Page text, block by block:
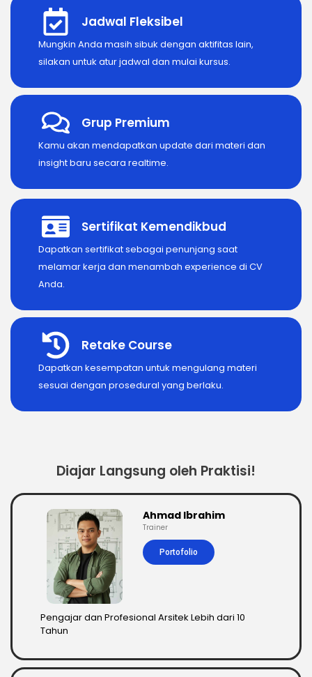
Jadwal Fleksibel
Mungkin Anda masih sibuk dengan aktifitas lain,
silakan untuk atur jadwal dan mulai kursus.
Grup Premium
Kamu akan mendapatkan update dari materi dan
insight baru secara realtime.
Sertifikat Kemendikbud
Dapatkan sertifikat sebagai penunjang saat
melamar kerja dan menambah experience di CV
Anda.
Retake Course
Dapatkan kesempatan untuk mengulang materi
sesuai dengan prosedural yang berlaku.
Diajar Langsung oleh Praktisi!
Ahmad Ibrahim
Trainer
Portofolio
Pengajar dan Profesional Arsitek Lebih dari 10
Tahun